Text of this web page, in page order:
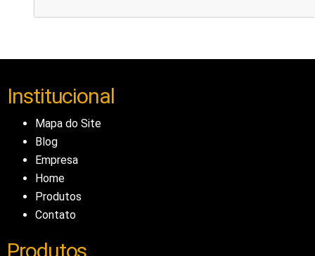
Institucional
Mapa do Site
Blog
Empresa
Home
Produtos
Contato
Produtos